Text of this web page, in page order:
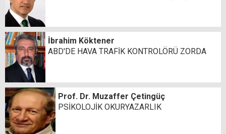
İbrahim Köktener
ABD'DE HAVA TRAFİK KONTROLÖRÜ ZORDA
Prof. Dr. Muzaffer Çetingüç
PSİKOLOJİK OKURYAZARLIK